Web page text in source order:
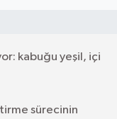
kabuğu yeşil, içi
sürecinin